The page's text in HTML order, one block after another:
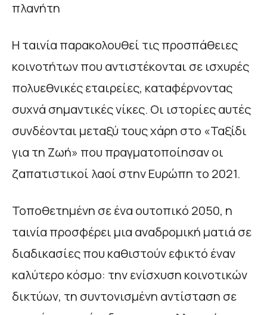
πλανήτη
Η ταινία παρακολουθεί τις προσπάθειες
κοινοτήτων που αντιστέκονται σε ισχυρές
πολυεθνικές εταιρείες, καταφέρνοντας
συχνά σημαντικές νίκες. Οι ιστορίες αυτές
συνδέονται μεταξύ τους χάρη στο «Ταξίδι
για τη Ζωή» που πραγματοποίησαν οι
ζαπατιστικοί λαοί στην Ευρώπη το 2021.
Τοποθετημένη σε ένα ουτοπικό 2050, η
ταινία προσφέρει μια αναδρομική ματιά σε
διαδικασίες που καθιστούν εφικτό έναν
καλύτερο κόσμο: την ενίσχυση κοινοτικών
δικτύων, τη συντονισμένη αντίσταση σε